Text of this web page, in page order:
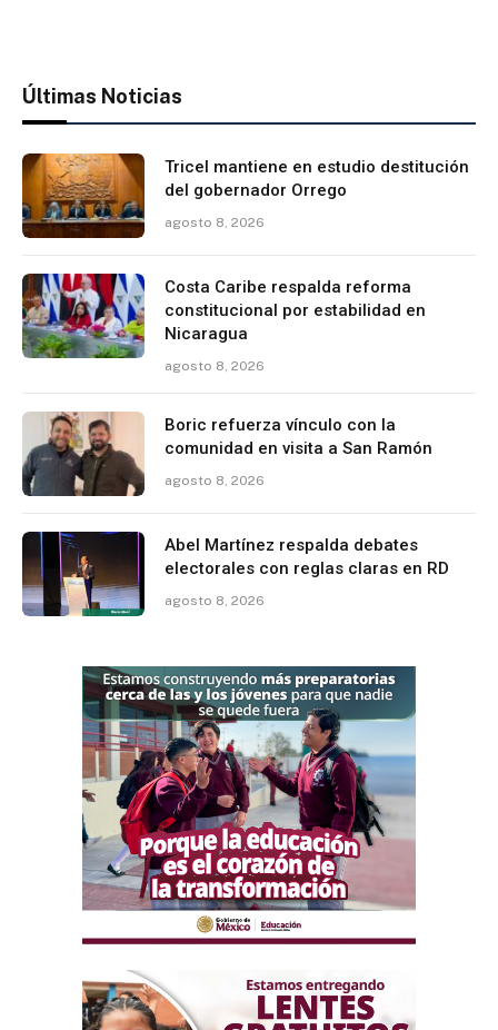
Últimas Noticias
Tricel mantiene en estudio destitución
del gobernador Orrego
agosto 8, 2026
Costa Caribe respalda reforma
constitucional por estabilidad en
Nicaragua
agosto 8, 2026
Boric refuerza vínculo con la
comunidad en visita a San Ramón
agosto 8, 2026
Abel Martínez respalda debates
electorales con reglas claras en RD
agosto 8, 2026